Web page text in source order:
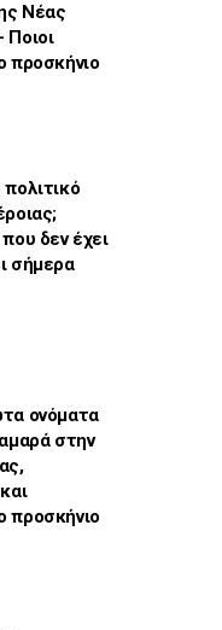
Νέας
Ποιοι
προσκήνιο
δεν έχει
σήμερα
ονόματα
στην
προσκήνιο